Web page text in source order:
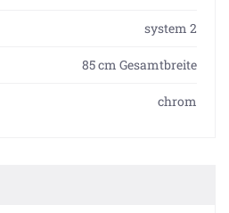
system 2
85 cm Gesamtbreite
chrom